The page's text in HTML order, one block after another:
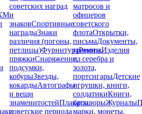
советских наград
и
знаковСпортивные
наградыЗнаки
различия (погоны,
петлицы)ФурнитураРемни,
пряжкиСнаряжение,
подсумки,
кобурыЗвезды,
кокардыАвтографы
и вещи
знаменитостейПлакаты
советские периода
матросов и
офицеров
советского
флотаОткрытки,
письмаДокументы,
грамотыИзделия
из серебра и
золота,
портсигарыДетские
игрушки, книги,
солдатикиКниги,
брошюрыЖурналы
марки, монеты,